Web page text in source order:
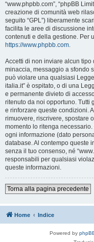
“www.phpbb.com”, “phpBB
creazione di comunità web
seguito “GPL”) liberamente
facilita le aree di discussione
contenuti e della gestione. Per
https://www.phpbb.com.
Accetti di non inviare alcun
minaccia, messaggio a sfondo
può violare una qualsiasi
italia.it” è ospitato, o di una
e permanente divieto di
ritenuto da noi opportuno. Tutti
e rinforzare queste condizioni.
rimuovere, riscrivere, spostare
momento lo ritenga
ogni informazione (dato
database. Al contempo queste
senza il tuo consenso, né
responsabili per qualsiasi
queste informazioni.
Torna alla pagina precedente
Home Indice
Powered by